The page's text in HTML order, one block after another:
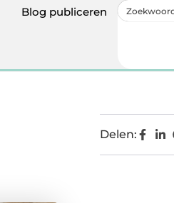
Blog publiceren
Delen: